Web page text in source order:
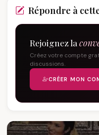
Répondre à
Rejoignez la
Créez votre compte
discussions.
CRÉER MON